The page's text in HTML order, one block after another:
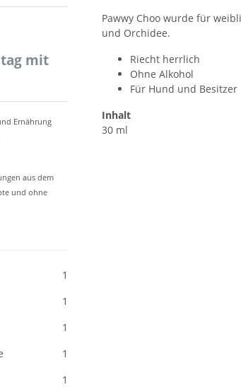
Pawwy Choo wurde für
und Orchidee.
Riecht herrlich
Ohne Alkohol
Für Hund und Besitzer
Inhalt
30 ml
mit
Ernährung
aus dem
und ohne
1
1
1
1
1